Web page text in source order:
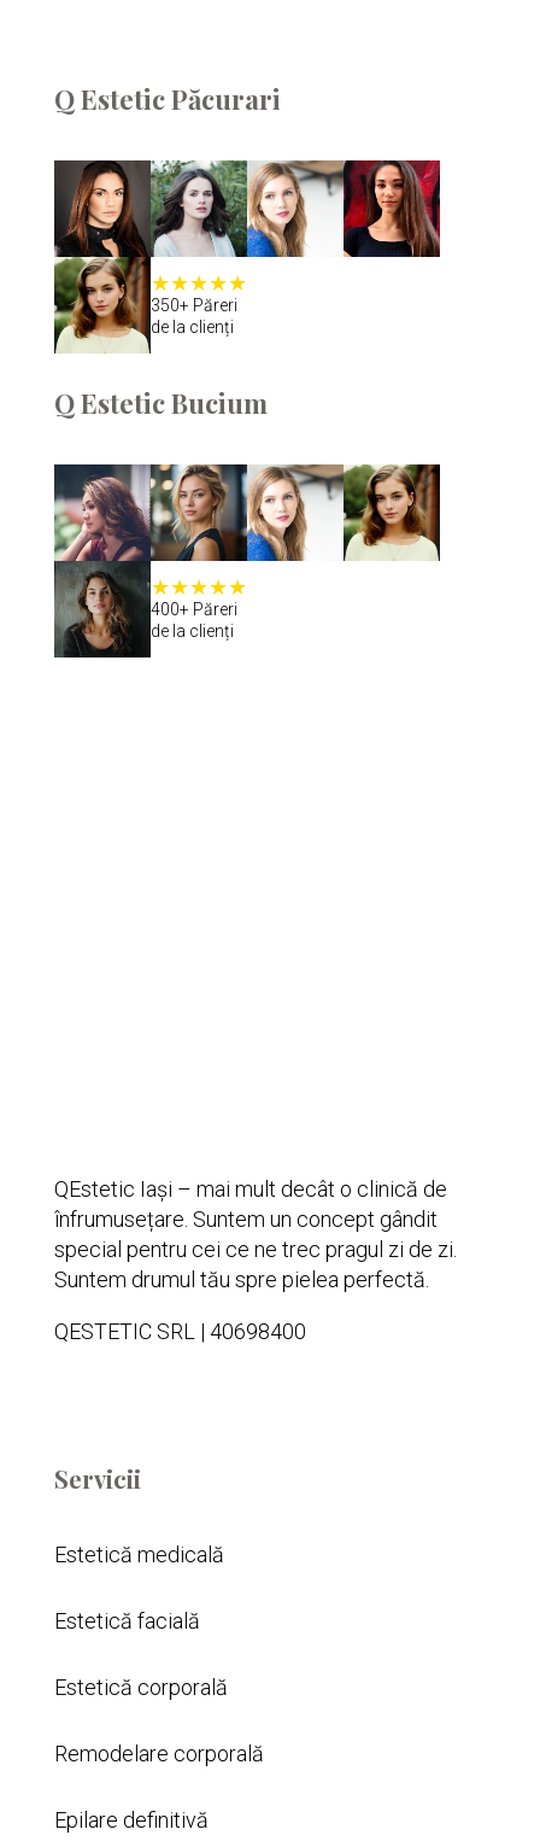
Q Estetic Păcurari
350+ Păreri
de la clienți
Q Estetic Bucium
400+ Păreri
de la clienți
QEstetic Iași – mai mult decât o clinică de
înfrumusețare. Suntem un concept gândit
special pentru cei ce ne trec pragul zi de zi.
Suntem drumul tău spre pielea perfectă.
QESTETIC SRL | 40698400
Servicii
Estetică medicală
Estetică facială
Estetică corporală
Remodelare corporală
Epilare definitivă